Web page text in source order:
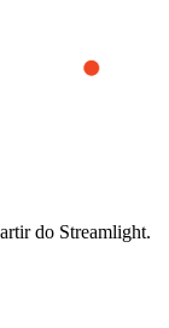
do Streamlight.